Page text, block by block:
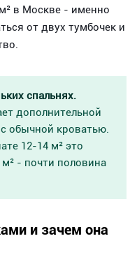
в Москве - именно
от двух тумбочек и
спальнях.
дополнительной
обычной кроватью.
12-14 м² это
- почти половина
и зачем она